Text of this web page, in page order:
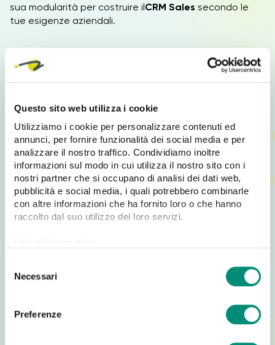
Questo sito web utilizza i cookie
Utilizziamo i cookie per personalizzare contenuti ed
annunci, per fornire funzionalità dei social media e per
analizzare il nostro traffico. Condividiamo inoltre
informazioni sul modo in cui utilizza il nostro sito con i
nostri partner che si occupano di analisi dei dati web,
pubblicità e social media, i quali potrebbero combinarle
con altre informazioni che ha fornito loro o che hanno
raccolto dal suo utilizzo dei loro servizi.
Necessari
Preferenze
sua modularità per costruire ilCRM Sales secondo le
tue esigenze aziendali.
Ecommerce B2B Order Sender per
ottimizzare la tua Rete Vendita
Order Sender B2Bè una risorsa che ti permette di
gestireil tuo Ecommerce B2B.Offre uncatalogo
prodotti da cui i Clienti possono scegliere gli articoli
necessari, grazie a immagini e informazioni dettagliate,
ed effettuare gli Ordini.
Tra le altre funzionalità: riassortimento prodotti,
storico ordini,schede anagrafiche, Gestione Varianti
Gestione Accise, lingue aggiuntive.
B2B?
Order Sender
è estremamente utile per comprendere